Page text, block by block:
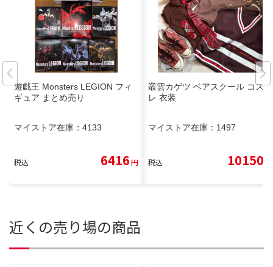
遊戯王 Monsters LEGION フィ
ギュア まとめ売り
マイストア在庫： 4133
税込 6416円
叢雲カゲツ ベアスクール コスプ
レ 衣装
マイストア在庫： 1497
税込 10150
近くの売り場の商品